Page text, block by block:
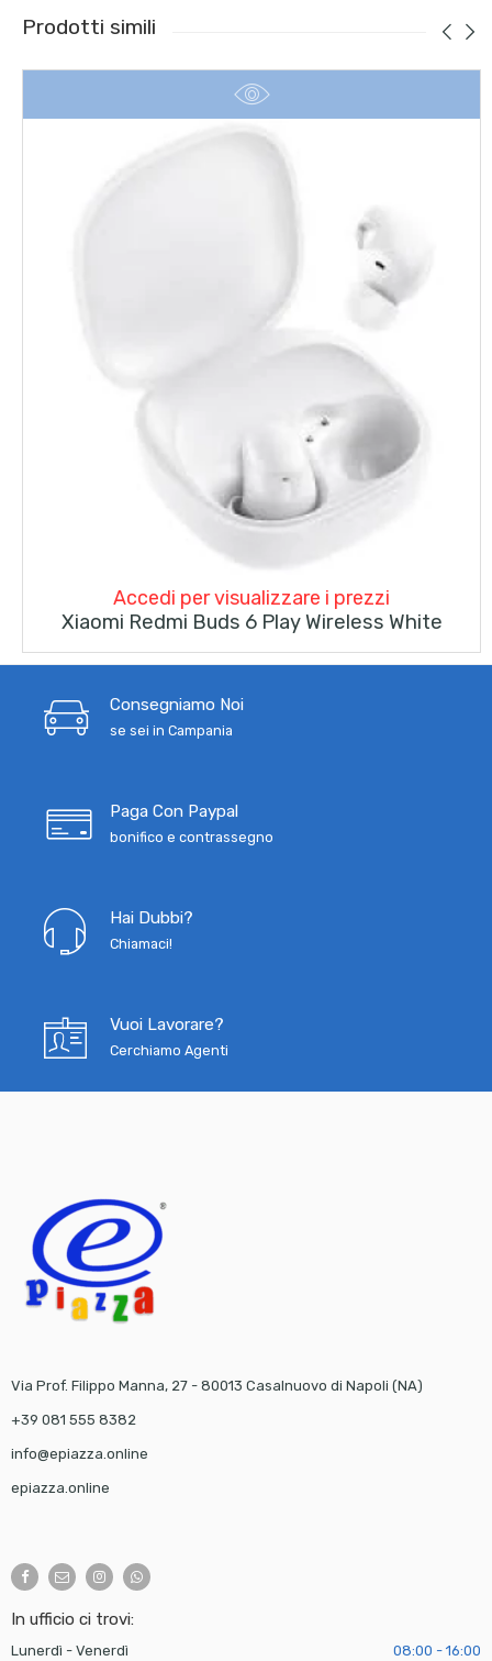
Prodotti simili
Accedi per visualizzare i prezzi
Xiaomi Redmi Buds 6 Play Wireless White
Consegniamo Noi
se sei in Campania
Paga Con Paypal
bonifico e contrassegno
Hai Dubbi?
Chiamaci!
Vuoi Lavorare?
Cerchiamo Agenti
Via Prof. Filippo Manna, 27 - 80013 Casalnuovo di Napoli (NA)
+39 081 555 8382
info@epiazza.online
epiazza.online
In ufficio ci trovi:
Lunerdì - Venerdì 08:00 - 16:00